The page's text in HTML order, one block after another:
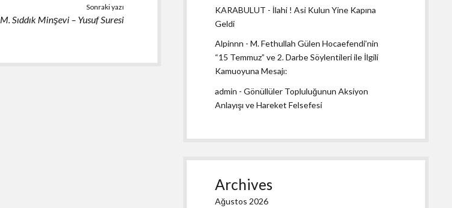
Sonraki yazı
M. Sıddık Minşevi – Yusuf Suresi
KARABULUT - İlahi ! Asi Kulun Yine Kapına
Geldi
Alpinnn -M. Fethullah Gülen Hocaefendi’nin
“15 Temmuz” ve 2. Darbe Söylentileri ile İlgili
Kamuoyuna Mesajı:
admin -Gönüllüler Topluluğunun Aksiyon
Anlayışı ve Hareket Felsefesi
Archives
Ağustos 2026